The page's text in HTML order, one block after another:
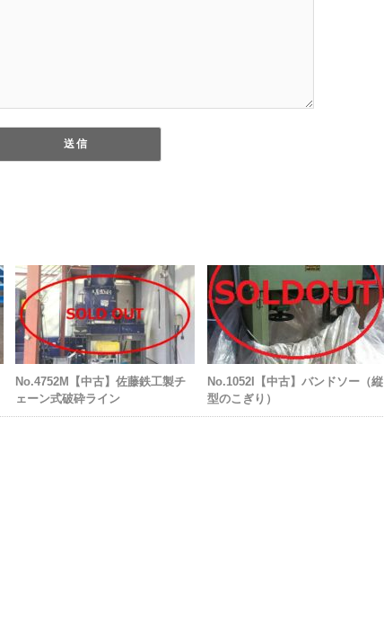
No.4752M【中古】佐藤鉄工製チ
ェーン式破砕ライン
No.1052I【中古】バンドソー（縦
型のこぎり）